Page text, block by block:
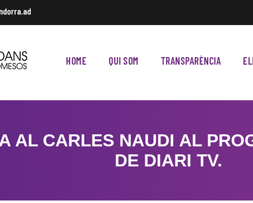
HOME QUI SOM TRANSPARÈNCIA
AL CARLES NAUDI AL
DE DIARI TV.